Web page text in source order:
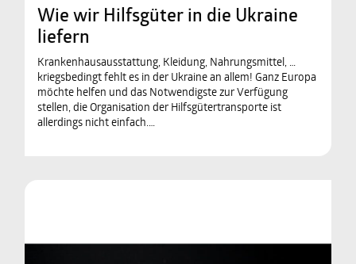
Wie wir Hilfsgüter in die Ukraine
liefern
Krankenhausausstattung, Kleidung, Nahrungsmittel, …
kriegsbedingt fehlt es in der Ukraine an allem! Ganz Europa
möchte helfen und das Notwendigste zur Verfügung
stellen, die Organisation der Hilfsgütertransporte ist
allerdings nicht einfach.…